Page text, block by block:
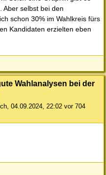
Aber selbst bei den
schon 30% im Wahlkreis fürs
Kandidaten erzielten eben
Wahlanalysen bei der
04.09.2024, 22:02 vor 704